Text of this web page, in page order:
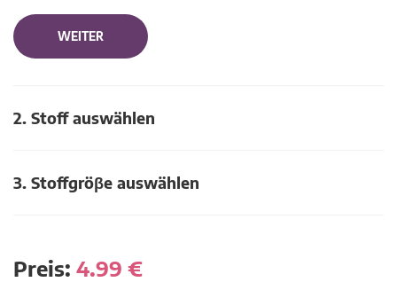
WEITER
2. Stoff auswählen
3. Stoffgröβe auswählen
Preis: 4.99 €